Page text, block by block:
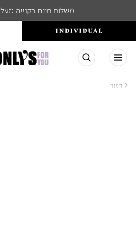
משלוח חינם בקנייה מעל 249 ש"ח
< חזור